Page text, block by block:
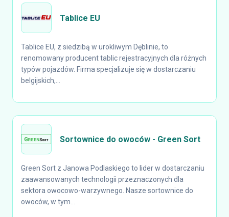
Tablice EU
Tablice EU, z siedzibą w urokliwym Dęblinie, to
renomowany producent tablic rejestracyjnych dla różnych
typów pojazdów. Firma specjalizuje się w dostarczaniu
belgijskich,...
Sortownice do owoców - Green Sort
Green Sort z Janowa Podlaskiego to lider w dostarczaniu
zaawansowanych technologii przeznaczonych dla
sektora owocowo-warzywnego. Nasze sortownice do
owoców, w tym...